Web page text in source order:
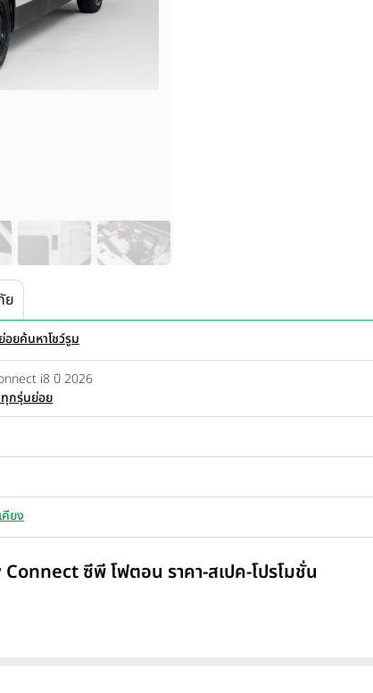
ย
อยค้นหาโชว์รูม
i8 ปี 2026
กรุ่นย่อย
ยง
ซีพี โฟตอน ราคา-สเปค-โปรโมชั่น